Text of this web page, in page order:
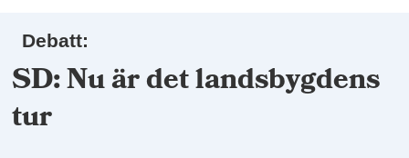
Debatt:
SD: Nu är det landsbygdens
tur